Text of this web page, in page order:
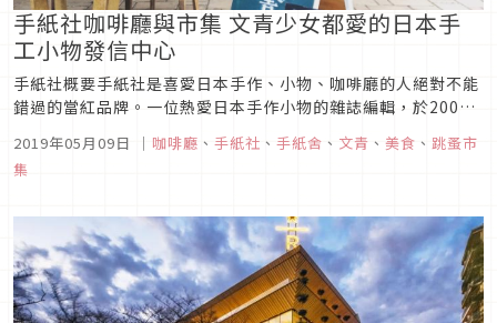
手紙社咖啡廳與市集 文青少女都愛的日本手
工小物發信中心
手紙社概要手紙社是喜愛日本手作、小物、咖啡廳的人絕對不能
錯過的當紅品牌。一位熱愛日本手作小物的雜誌編輯，於2008
年與妻子和業界好友共同創業，打造品牌「手紙社」，目的為集
結日本所有符合編輯群理念與喜好的創作家與品牌，藉由店家與
市集的方式推廣給所有人。在這裏為大家介紹咖啡廳本店、市
2019年05月09日 ｜ 咖啡廳 、 手紙社 、 手紙舍 、 文青 、 美食 、 跳蚤市
集